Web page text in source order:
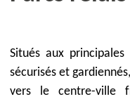
Situés aux
sécurisés et
vers le centre-ville